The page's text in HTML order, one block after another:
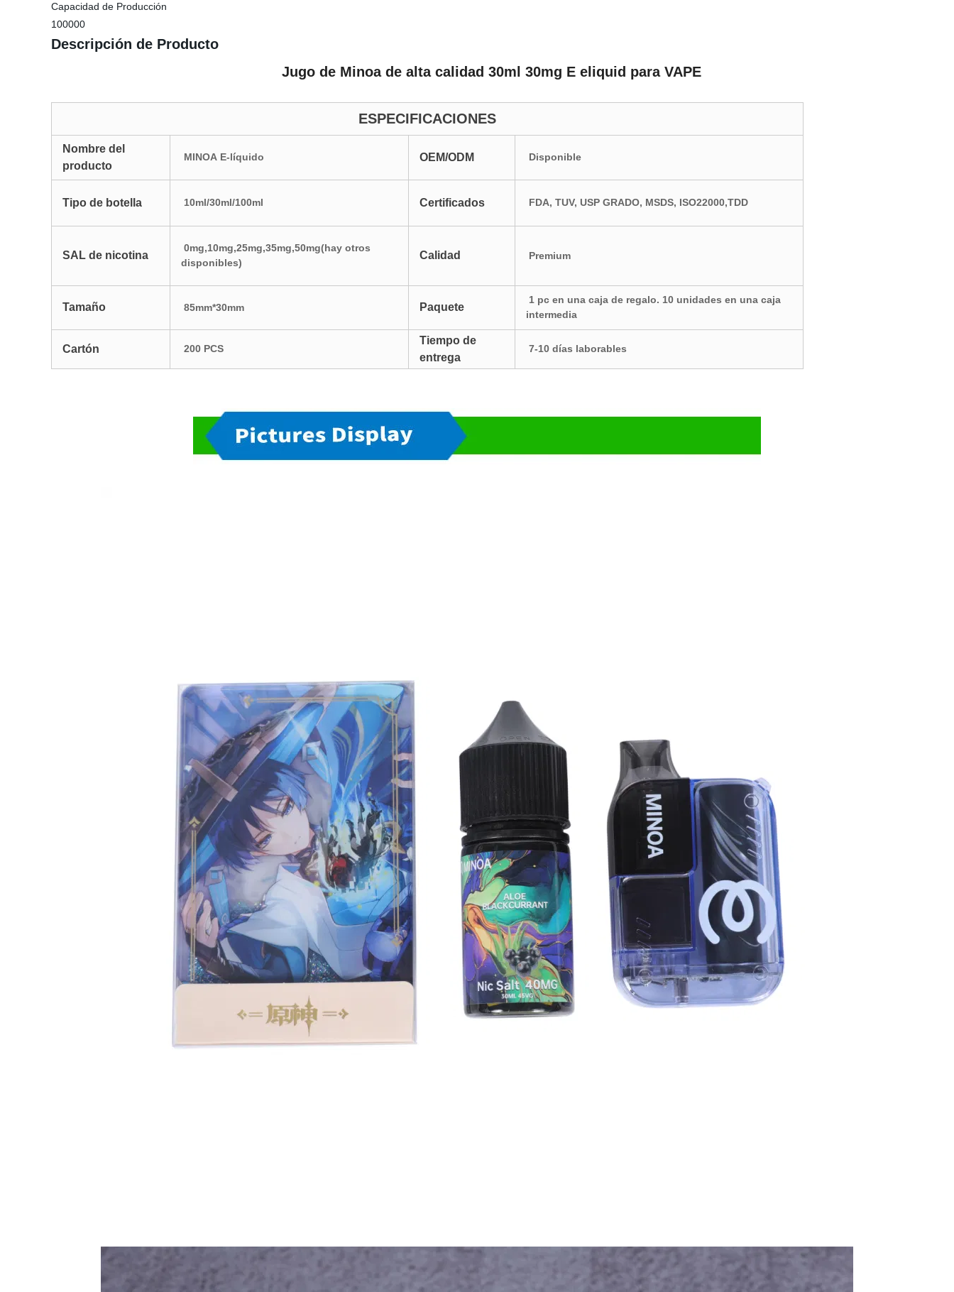
Capacidad de Producción
100000
Descripción de Producto
Jugo de Minoa de alta calidad 30ml 30mg E eliquid para VAPE
ESPECIFICACIONES
Nombre del
producto
MINOA E-líquido OEM/ODM Disponible
Tipo de botella 10ml/30ml/100ml Certificados FDA, TUV, USP GRADO, MSDS, ISO22000,TDD
SAL de nicotina
0mg,10mg,25mg,35mg,50mg(hay otros
disponibles)
Calidad Premium
Tamaño 85mm*30mm Paquete
1 pc en una caja de regalo. 10 unidades en una caja
intermedia
Cartón 200 PCS
Tiempo de
entrega
7-10 días laborables